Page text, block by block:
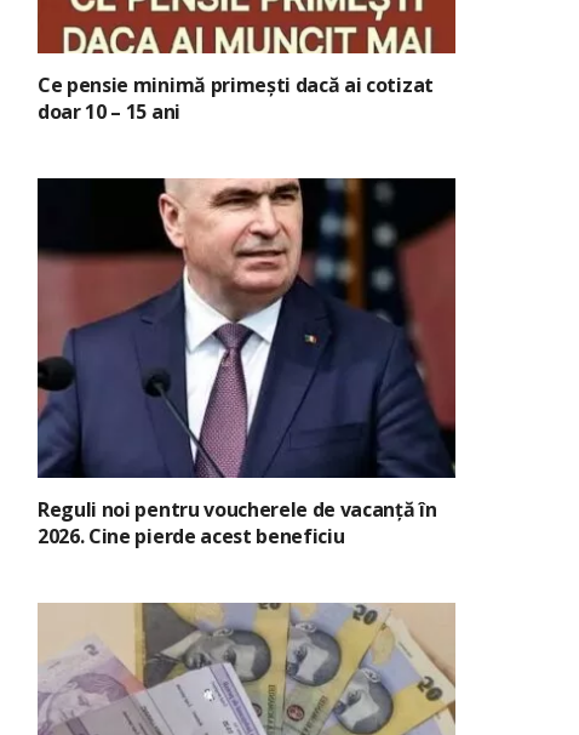
Ce pensie minimă primești dacă ai cotizat
doar 10 – 15 ani
Reguli noi pentru voucherele de vacanță în
2026. Cine pierde acest beneficiu